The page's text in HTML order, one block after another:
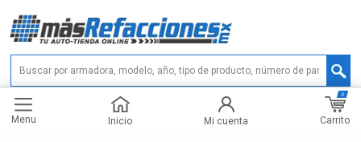
Menu Inicio Mi cuenta Carrito
0